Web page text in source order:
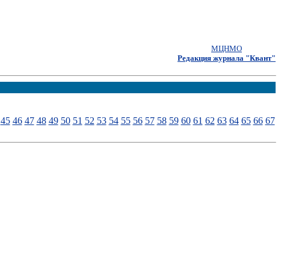
МЦНМО
Редакция журнала "Квант"
45 46 47 48 49 50 51 52 53 54 55 56 57 58 59 60 61 62 63 64 65 66 67